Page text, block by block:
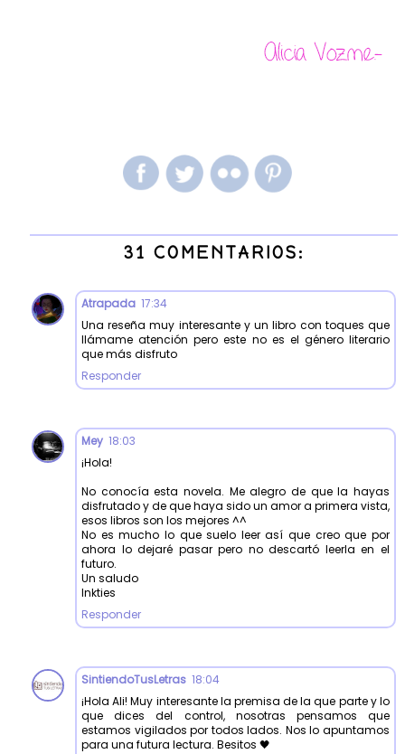
31 COMENTARIOS:
Atrapada 17:34
Una reseña muy interesante y un libro con toques que
llámame atención pero este no es el género literario
que más disfruto
Responder
Mey 18:03
¡Hola!
No conocía esta novela. Me alegro de que la hayas
disfrutado y de que haya sido un amor a primera vista,
esos libros son los mejores ^^
No es mucho lo que suelo leer así que creo que por
ahora lo dejaré pasar pero no descartó leerla en el
futuro.
Un saludo
Inkties
Responder
SintiendoTusLetras 18:04
¡Hola Ali! Muy interesante la premisa de la que parte y lo
que dices del control, nosotras pensamos que
estamos vigilados por todos lados. Nos lo apuntamos
para una futura lectura. Besitos 🖤